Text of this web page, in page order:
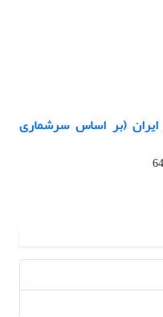
(بر اساس سرشماری